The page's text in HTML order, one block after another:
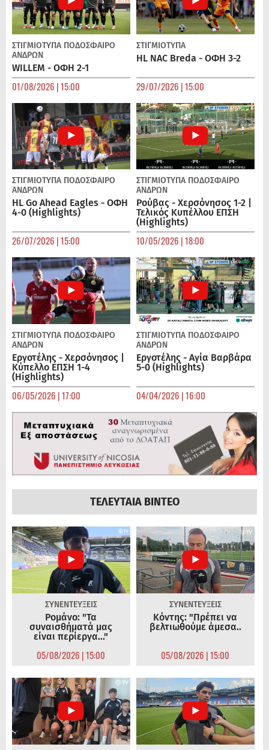
ΣΤΙΓΜΙΟΤΥΠΑ ΠΟΔΌΣΦΑΙΡΟ
ΑΝΔΡΏΝ
WILLEM - ΟΦΗ 2-1
01/08/2026 | 15:00
ΣΤΙΓΜΙΟΤΥΠΑ
HL NAC Breda - ΟΦΗ 3-2
29/07/2026 | 15:00
ΣΤΙΓΜΙΟΤΥΠΑ ΠΟΔΌΣΦΑΙΡΟ
ΑΝΔΡΏΝ
HL Go Ahead Eagles - ΟΦΗ
4-0 (Highlights)
26/07/2026 | 15:00
ΣΤΙΓΜΙΟΤΥΠΑ ΠΟΔΌΣΦΑΙΡΟ
ΑΝΔΡΏΝ
Ρούβας - Χερσόνησος 1-2 |
Τελικός Κυπέλλου ΕΠΣΗ
(Highlights)
10/05/2026 | 18:00
ΣΤΙΓΜΙΟΤΥΠΑ ΠΟΔΌΣΦΑΙΡΟ
ΑΝΔΡΏΝ
Εργοτέλης - Χερσόνησος |
Κύπελλο ΕΠΣΗ 1-4
(Highlights)
06/05/2026 | 17:00
ΣΤΙΓΜΙΟΤΥΠΑ ΠΟΔΌΣΦΑΙΡΟ
ΑΝΔΡΏΝ
Εργοτέλης - Αγία Βαρβάρα
5-0 (Highlights)
04/04/2026 | 16:00
ΤΕΛΕΥΤΑΙΑ ΒΙΝΤΕΟ
ΣΥΝΕΝΤΕΥΞΕΙΣ
Ρομάνο: "Τα
συναισθήματά μας
είναι περίεργα..."
05/08/2026 | 15:00
ΣΥΝΕΝΤΕΥΞΕΙΣ
Κόντης: "Πρέπει να
βελτιωθούμε άμεσα..
05/08/2026 | 15:00